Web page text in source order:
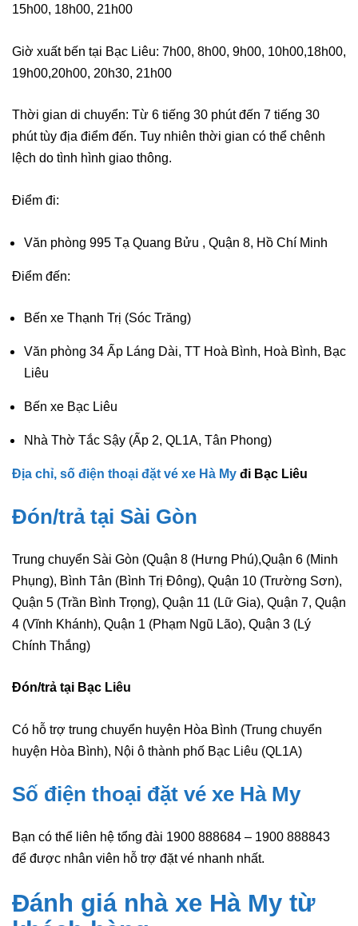
15h00, 18h00, 21h00
Giờ xuất bến tại Bạc Liêu: 7h00, 8h00, 9h00, 10h00,18h00,
19h00,20h00, 20h30, 21h00
Thời gian di chuyển: Từ 6 tiếng 30 phút đến 7 tiếng 30
phút tùy địa điểm đến. Tuy nhiên thời gian có thể chênh
lệch do tình hình giao thông.
Điểm đi:
Văn phòng 995 Tạ Quang Bửu , Quận 8, Hồ Chí Minh
Điểm đến:
Bến xe Thạnh Trị (Sóc Trăng)
Văn phòng 34 Ấp Láng Dài, TT Hoà Bình, Hoà Bình, Bạc
Liêu
Bến xe Bạc Liêu
Nhà Thờ Tắc Sậy (Ấp 2, QL1A, Tân Phong)
Địa chỉ, số điện thoại đặt vé xe Hà My đi Bạc Liêu
Đón/trả tại Sài Gòn
Trung chuyển Sài Gòn (Quận 8 (Hưng Phú),Quận 6 (Minh
Phụng), Bình Tân (Bình Trị Đông), Quận 10 (Trường Sơn),
Quận 5 (Trần Bình Trọng), Quận 11 (Lữ Gia), Quận 7, Quận
4 (Vĩnh Khánh), Quận 1 (Phạm Ngũ Lão), Quận 3 (Lý
Chính Thắng)
Đón/trả tại Bạc Liêu
Có hỗ trợ trung chuyển huyện Hòa Bình (Trung chuyển
huyện Hòa Bình), Nội ô thành phố Bạc Liêu (QL1A)
Số điện thoại đặt vé xe Hà My
Bạn có thể liên hệ tổng đài 1900 888684 – 1900 888843
để được nhân viên hỗ trợ đặt vé nhanh nhất.
Đánh giá nhà xe Hà My từ